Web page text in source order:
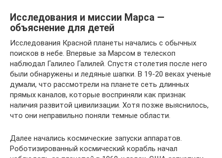
Исследования и миссии Марса —
объяснение для детей
Исследования Красной планеты начались с обычных
поисков в небе. Впервые за Марсом в телескоп
наблюдал Галилео Галилей. Спустя столетия после него
были обнаружены и ледяные шапки. В 19-20 веках ученые
думали, что рассмотрели на планете сеть длинных
прямых каналов, которые восприняли как признак
наличия развитой цивилизации. Хотя позже выяснилось,
что они неправильно поняли темные области.
Далее начались космические запуски аппаратов.
Роботизированный космический корабль начал